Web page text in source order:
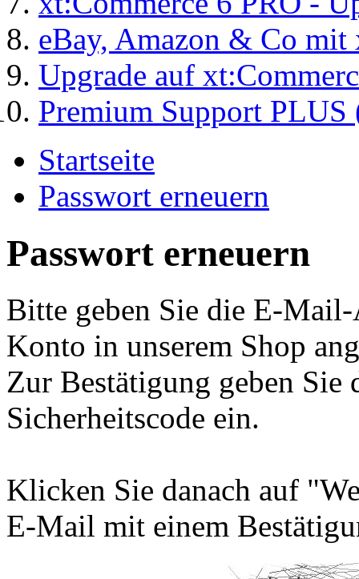
eBay, Amazon & Co
Upgrade auf
Premium Support
Startseite
Passwort erneuern
Passwort erneuern
Bitte geben Sie die E-
Konto in unserem Shop
Zur Bestätigung geben Sie
Sicherheitscode ein.
Klicken Sie danach auf
E-Mail mit einem